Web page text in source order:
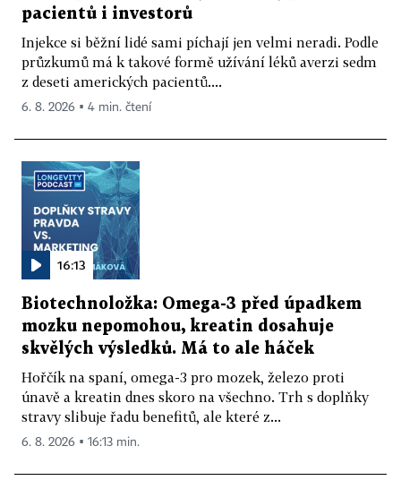
pacientů i investorů
Injekce si běžní lidé sami píchají jen velmi neradi. Podle
průzkumů má k takové formě užívání léků averzi sedm
z deseti amerických pacientů....
6. 8. 2026 ▪ 4 min. čtení
16:13
Biotechnoložka: Omega-3 před úpadkem
mozku nepomohou, kreatin dosahuje
skvělých výsledků. Má to ale háček
Hořčík na spaní, omega-3 pro mozek, železo proti
únavě a kreatin dnes skoro na všechno. Trh s doplňky
stravy slibuje řadu benefitů, ale které z...
6. 8. 2026 ▪ 16:13 min.